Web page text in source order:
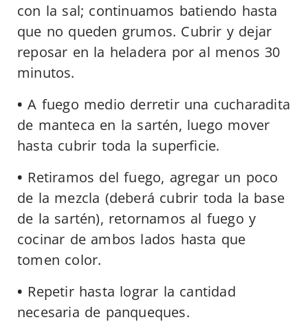
con la sal; continuamos batiendo hasta
que no queden grumos. Cubrir y dejar
reposar en la heladera por al menos 30
minutos.
•A fuego medio derretir una cucharadita
de manteca en la sartén, luego mover
hasta cubrir toda la superficie.
• Retiramos del fuego, agregar un poco
de la mezcla (deberá cubrir toda la base
de la sartén), retornamos al fuego y
cocinar de ambos lados hasta que
tomen color.
• Repetir hasta lograr la cantidad
necesaria de panqueques.